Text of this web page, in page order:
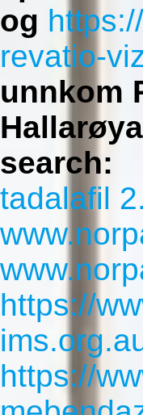
og
revatio-
unnkom
search:
tadalafil
https://
https://